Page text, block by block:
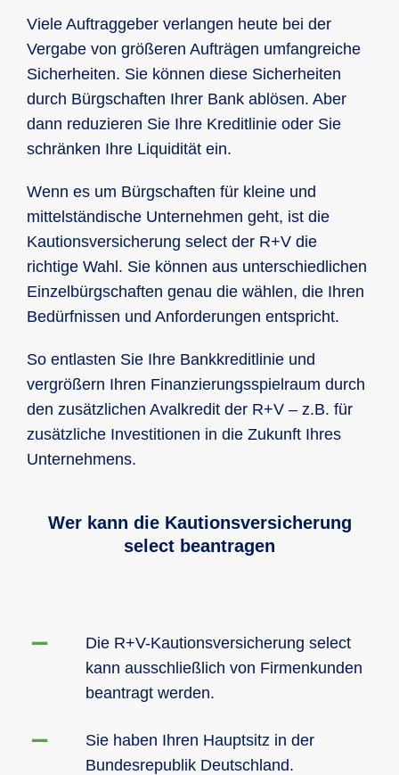
Viele Auftraggeber verlangen heute bei der
Vergabe von größeren Aufträgen umfangreiche
Sicherheiten. Sie können diese Sicherheiten
durch Bürgschaften Ihrer Bank ablösen. Aber
dann reduzieren Sie Ihre Kreditlinie oder Sie
schränken Ihre Liquidität ein.
Wenn es um Bürgschaften für kleine und
mittelständische Unternehmen geht, ist die
Kautionsversicherung select der R+V die
richtige Wahl. Sie können aus unterschiedlichen
Einzelbürgschaften genau die wählen, die Ihren
Bedürfnissen und Anforderungen entspricht.
So entlasten Sie Ihre Bankkreditlinie und
vergrößern Ihren Finanzierungsspielraum durch
den zusätzlichen Avalkredit der R+V – z.B. für
zusätzliche Investitionen in die Zukunft Ihres
Unternehmens.
Wer kann die Kautionsversicherung
select beantragen
Die R+V-Kautionsversicherung select
kann ausschließlich von Firmenkunden
beantragt werden.
Sie haben Ihren Hauptsitz in der
Bundesrepublik Deutschland.